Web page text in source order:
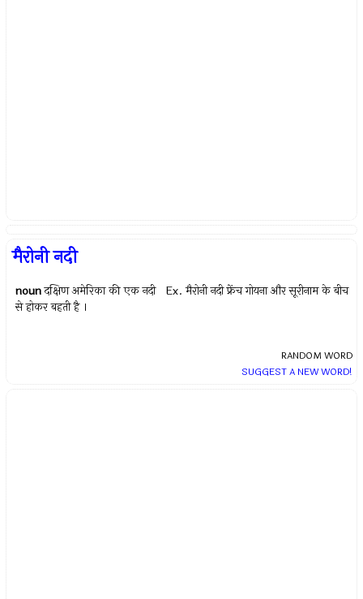
मैरोनी नदी
noun दक्षिण अमेरिका की एक नदी Ex.मैरोनी नदी फ्रेंच गोयना और सूरीनाम के बीच
से होकर बहती है ।
RANDOM WORD
SUGGEST A NEW WORD!